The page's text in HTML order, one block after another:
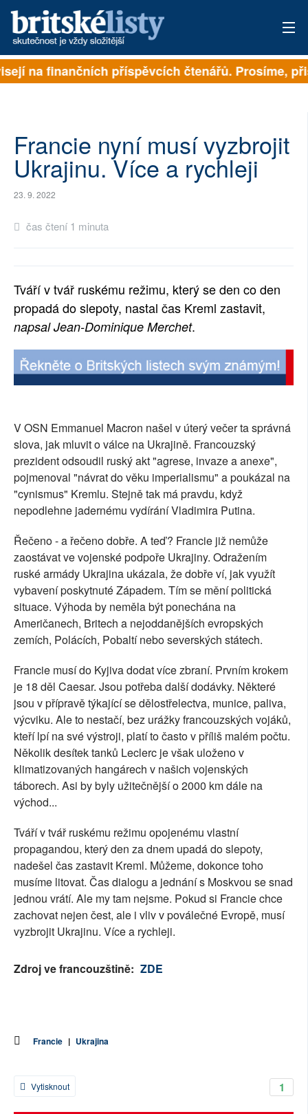
PŘIHLÁSIT
ARCHIV
ROZHOVORY
TÉMATA
NEJČTENĚJŠÍ ZA 7 DNÍ
PŘÍSPĚVKY NA PROVOZ
SOCIÁLNÍ SÍTĚ
RUBRIKY
PLNÁ VERZE STRÁNEK
na finančních příspěvcích čtenářů. Prosíme,
Francie nyní musí vyzbrojit
Ukrajinu. Více a rychleji
23. 9. 2022
čas čtení 1 minuta
Tváří v tvář ruskému režimu, který se den co den
propadá do slepoty, nastal čas Kreml zastavit,
napsal Jean-Dominique Merchet.
V OSN Emmanuel Macron našel v úterý večer ta správná
slova, jak mluvit o válce na Ukrajině. Francouzský
prezident odsoudil ruský akt "agrese, invaze a anexe",
pojmenoval "návrat do věku imperialismu" a poukázal na
"cynismus" Kremlu. Stejně tak má pravdu, když
nepodlehne jadernému vydírání Vladimira Putina.
Řečeno - a řečeno dobře. A teď ? Francie již nemůže
zaostávat ve vojenské podpoře Ukrajiny. Odražením
ruské armády Ukrajina ukázala, že dobře ví, jak využít
vybavení poskytnuté Západem. Tím se mění politická
situace. Výhoda by neměla být ponechána na
Američanech, Britech a nejoddanějších evropských
zemích, Polácích, Pobaltí nebo severských státech.
Francie musí do Kyjiva dodat více zbraní. Prvním krokem
je 18 děl Caesar. Jsou potřeba další dodávky. Některé
jsou v přípravě týkající se dělostřelectva, munice, paliva,
výcviku. Ale to nestačí, bez urážky francouzských vojáků,
kteří lpí na své výstroji, platí to často v příliš malém počtu.
Několik desítek tanků Leclerc je však uloženo v
klimatizovaných hangárech v našich vojenských
táborech. Asi by byly užitečnější o 2000 km dále na
východ...
Tváří v tvář ruskému režimu opojenému vlastní
propagandou, který den za dnem upadá do slepoty,
nadešel čas zastavit Kreml. Můžeme, dokonce toho
musíme litovat. Čas dialogu a jednání s Moskvou se snad
jednou vrátí. Ale my tam nejsme. Pokud si Francie chce
zachovat nejen čest, ale i vliv v poválečné Evropě, musí
vyzbrojit Ukrajinu. Více a rychleji.
Zdroj ve francouzštině: ZDE
Francie | Ukrajina
1
Vytisknout